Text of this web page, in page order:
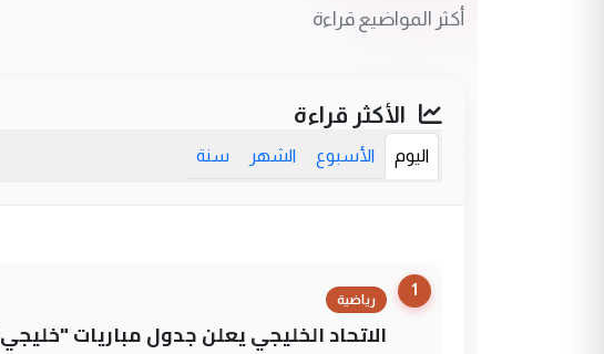
أكثر المواضيع قراءة
الأكثر قراءة
اليوم الأسبوع الشهر سنة
1
رياضية
الاتحاد الخليجي يعلن جدول مباريات "خليجي 27" وأولى مواجهات العراق